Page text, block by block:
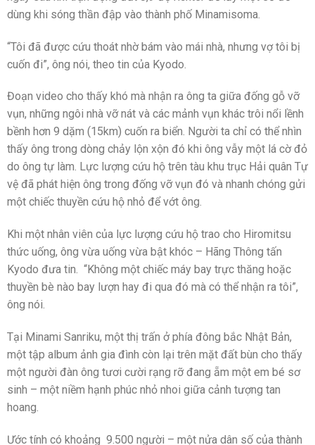
dùng khi sóng thần đập vào thành phố Minamisoma.
“Tôi đã được cứu thoát nhờ bám vào mái nhà, nhưng vợ tôi bị
cuốn đi”, ông nói, theo tin của Kyodo.
Đoạn video cho thấy khó mà nhận ra ông ta giữa đống gỗ vỡ
vụn, những ngôi nhà vỡ nát và các mảnh vụn khác trôi nổi lềnh
bềnh hơn 9 dặm (15km) cuốn ra biển. Người ta chỉ có thể nhìn
thấy ông trong dòng chảy lộn xộn đó khi ông vẫy một lá cờ đỏ
do ông tự làm. Lực lượng cứu hộ trên tàu khu trục Hải quân Tự
vệ đã phát hiện ông trong đống vỡ vụn đó và nhanh chóng gửi
một chiếc thuyền cứu hộ nhỏ để vớt ông.
Khi một nhân viên của lực lượng cứu hộ trao cho Hiromitsu
thức uống, ông vừa uống vừa bật khóc – Hãng Thông tấn
Kyodo đưa tin. “Không một chiếc máy bay trực thăng hoặc
thuyền bè nào bay lượn hay đi qua đó mà có thể nhận ra tôi”,
ông nói.
Tại Minami Sanriku, một thị trấn ở phía đông bắc Nhật Bản,
một tập album ảnh gia đình còn lại trên mặt đất bùn cho thấy
một người đàn ông tươi cười rạng rỡ đang ẵm một em bé sơ
sinh – một niềm hạnh phúc nhỏ nhoi giữa cảnh tượng tan
hoang.
Ước tính có khoảng 9.500 người – một nửa dân số của thành